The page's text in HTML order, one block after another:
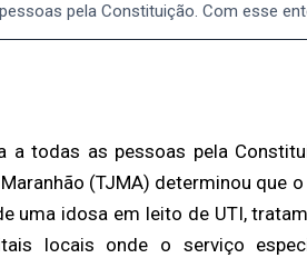
pela Constituição. Com esse
a todas as pessoas pela
(TJMA) determinou que
uma idosa em leito de UTI,
locais onde o serviço